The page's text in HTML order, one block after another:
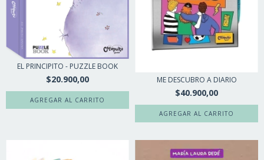
EL PRINCIPITO - PUZZLE BOOK
$20.900,00 ME DESCUBRO A DIARIO
$40.900,00